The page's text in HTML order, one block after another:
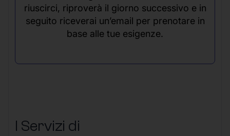
riuscirci, riproverà il giorno successivo e in
seguito riceverai un’email per prenotare in
base alle tue esigenze.
I Servizi di